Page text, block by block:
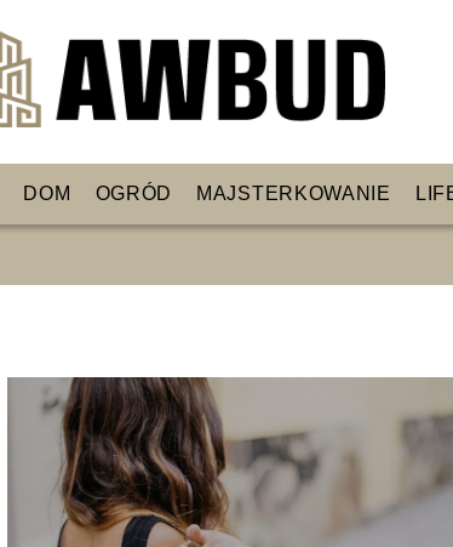
DOM OGRÓD MAJSTERKOWANIE